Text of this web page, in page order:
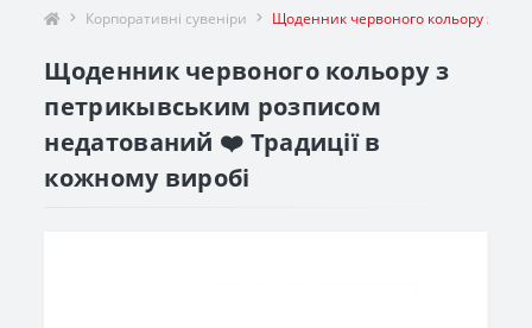
Корпоративні сувеніри Щоденник червоного кольору з
Щоденник червоного кольору з
петрикывським розписом
недатований ❤️ Традиції в
кожному виробі